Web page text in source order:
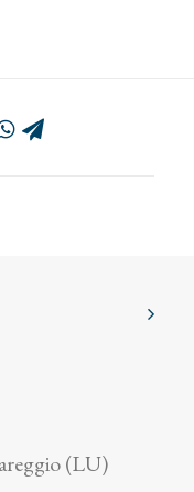
(LU)